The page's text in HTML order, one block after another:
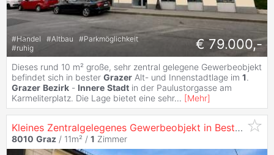
#Handel #Altbau #Parkmöglichkeit
#ruhig € 79.000,-
Dieses rund 10 m² große, sehr zentral gelegene Gewerbeobjekt
befindet sich in bester Grazer Alt- und Innenstadtlage im 1.
Grazer Bezirk - Innere Stadt in der Paulustorgasse am
Karmeliterplatz. Die Lage bietet eine sehr... [Mehr]
Kleines Zentralgelegenes Gewerbeobjekt in Bester Lage im Herzen der
8010 Graz / 11m² / 1 Zimmer